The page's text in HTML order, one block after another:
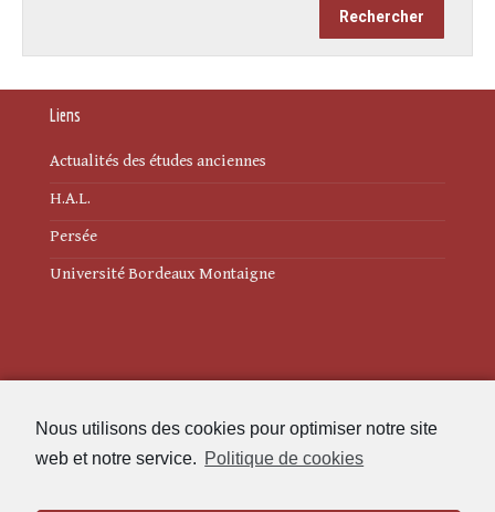
Nous utilisons des cookies pour optimiser notre site
web et notre service. Politique de cookies
Liens
Actualités des études anciennes
H.A.L.
Persée
Université Bordeaux Montaigne
Politique de cookies (UE)